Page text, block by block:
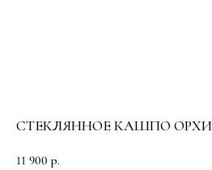
СТЕКЛЯННОЕ КАШПО
11 900 р.